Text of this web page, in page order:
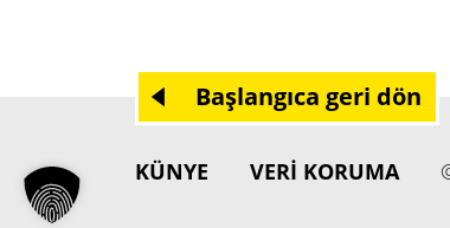
Başlangıca geri dön
KÜNYE VERI KORUMA